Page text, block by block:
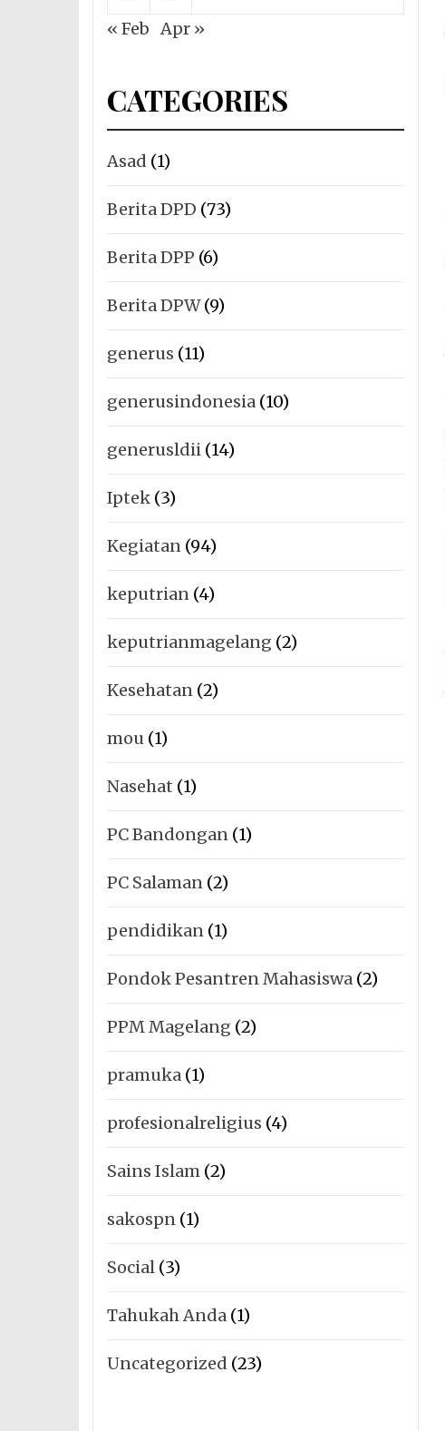
« Feb Apr »
CATEGORIES
Asad (1)
Berita DPD (73)
Berita DPP (6)
Berita DPW(9)
generus (11)
generusindonesia (10)
generusldii (14)
Iptek (3)
Kegiatan (94)
keputrian (4)
keputrianmagelang (2)
Kesehatan (2)
mou (1)
Nasehat (1)
PC Bandongan (1)
PC Salaman (2)
pendidikan (1)
Pondok Pesantren Mahasiswa (2)
PPM Magelang (2)
pramuka (1)
profesionalreligius (4)
Sains Islam (2)
sakospn (1)
Social (3)
Tahukah Anda (1)
Uncategorized (23)